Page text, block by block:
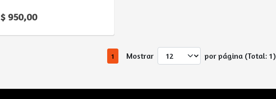
$ 950,00
1 Mostrar por página (Total: 1)